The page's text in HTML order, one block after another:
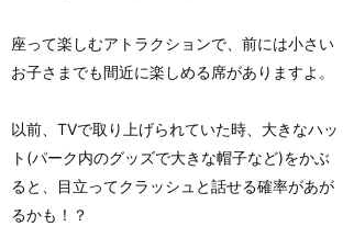
座って楽しむアトラクションで、前には小さい
お子さまでも間近に楽しめる席がありますよ。
以前、TVで取り上げられていた時、大きなハッ
ト(パーク内のグッズで大きな帽子など)をかぶ
ると、目立ってクラッシュと話せる確率があが
るかも！？